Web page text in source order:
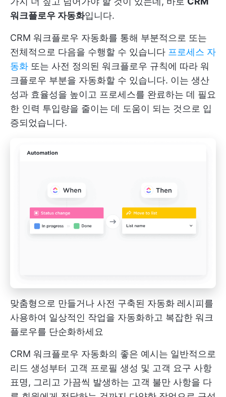
워크플로우 자동화입니다.
CRM 워크플로우 자동화를 통해 부분적으로 또는
전체적으로 다음을 수행할 수 있습니다 프로세스 자
동화 또는 사전 정의된 워크플로우 규칙에 따라 워
크플로우 부분을 자동화할 수 있습니다. 이는 생산
성과 효율성을 높이고 프로세스를 완료하는 데 필요
한 인력 투입량을 줄이는 데 도움이 되는 것으로 입
증되었습니다.
맞춤형으로 만들거나 사전 구축된 자동화 레시피를
사용하여 일상적인 작업을 자동화하고 복잡한 워크
플로우를 단순화하세요
CRM 워크플로우 자동화의 좋은 예시는 일반적으로
리드 생성부터 고객 프로필 생성 및 고객 요구 사항
표명, 그리고 가끔씩 발생하는 고객 불만 사항을 다